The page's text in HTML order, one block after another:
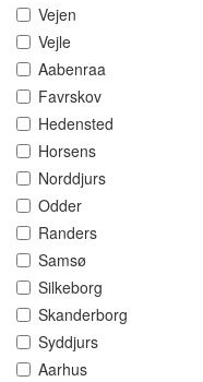
Vejen
Vejle
Aabenraa
Favrskov
Hedensted
Horsens
Norddjurs
Odder
Randers
Samsø
Silkeborg
Skanderborg
Syddjurs
Aarhus